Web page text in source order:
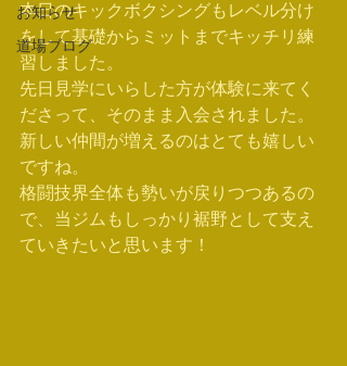
お知らせ
道場ブログ
本日のキックボクシングもレベル分け
をして基礎からミットまでキッチリ練
習しました。
先日見学にいらした方が体験に来てく
ださって、そのまま入会されました。
新しい仲間が増えるのはとても嬉しい
ですね。
格闘技界全体も勢いが戻りつつあるの
で、当ジムもしっかり裾野として支え
ていきたいと思います！